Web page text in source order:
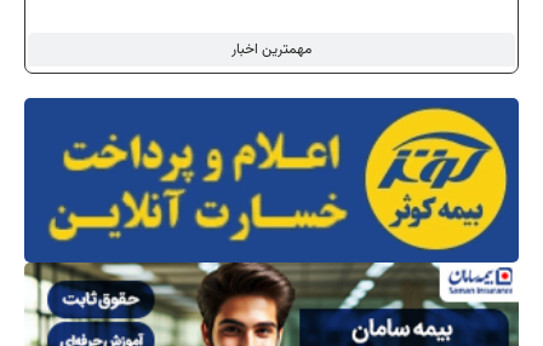
مهمترین اخبار